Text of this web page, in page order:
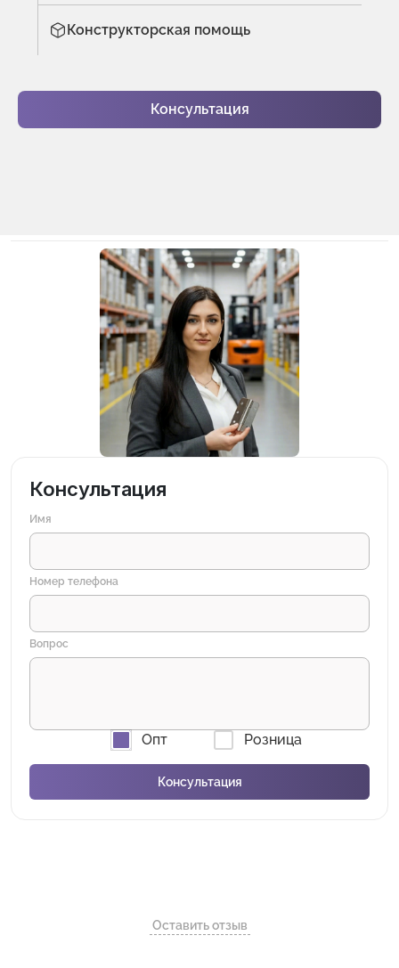
Конструкторская помощь
Консультация
Консультация
Имя
Номер телефона
Вопрос
Опт Розница
Оставить отзыв